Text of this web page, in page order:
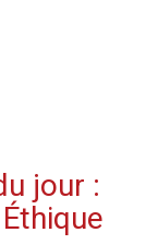
jour :